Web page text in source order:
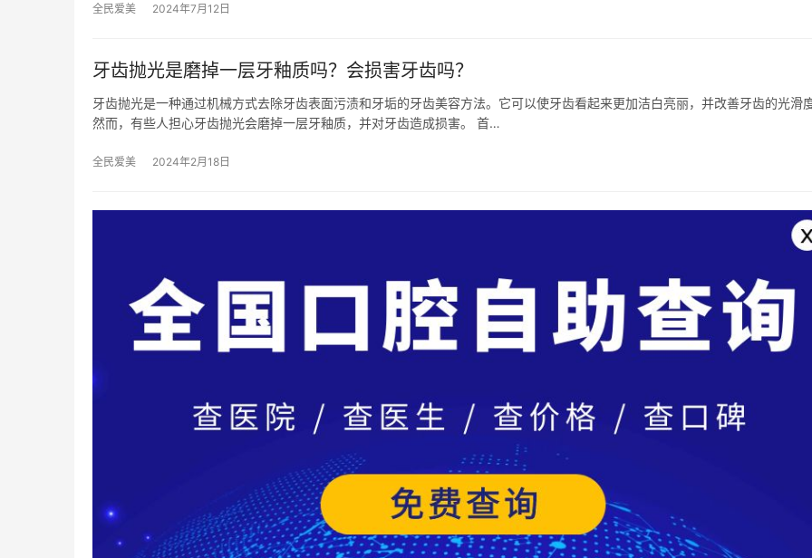
全民爱美 2024年7月12日
牙齿抛光是磨掉一层牙釉质吗？会损害牙齿吗？
牙齿抛光是一种通过机械方式去除牙齿表面污渍和牙垢的牙齿美容方法。它可以使牙齿看起来更加洁白亮丽，并改善牙齿的光滑
然而，有些人担心牙齿抛光会磨掉一层牙釉质，并对牙齿造成损害。 首…
全民爱美 2024年2月18日